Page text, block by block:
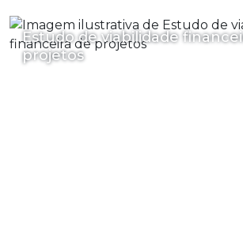
Estudo de viabilidade
projetos